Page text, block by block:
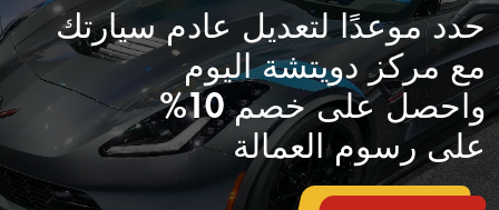
حدد موعدًا لتعديل عادم سيارتك
مع مركز دويتشة اليوم
واحصل على خصم 10%
على رسوم العمالة